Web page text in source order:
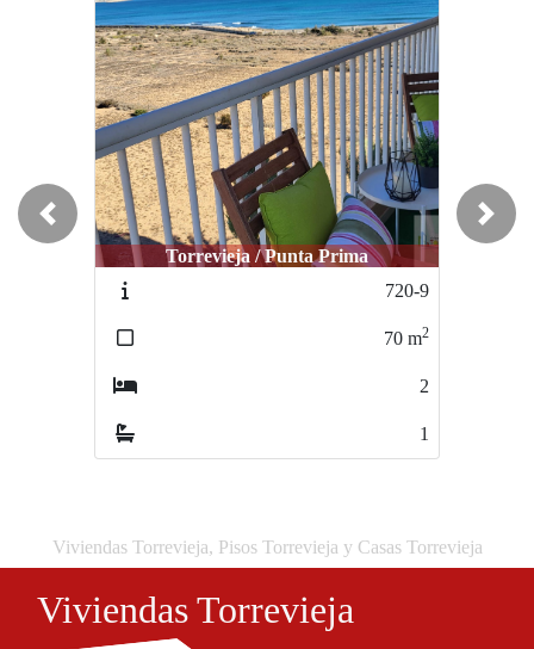
Torrevieja / Punta PrimaTorrevieja / Punta Prima
Previous Next
Viviendas Torrevieja, Pisos Torrevieja y Casas Torrevieja
Viviendas Torrevieja